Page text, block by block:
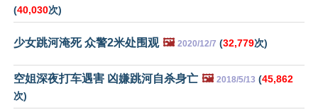
(40,030次)
少女跳河淹死 众警2米处围观 🖼️ 2020/12/7 (32,779次)
空姐深夜打车遇害 凶嫌跳河自杀身亡 🖼️ 2018/5/13 (45,862
次)